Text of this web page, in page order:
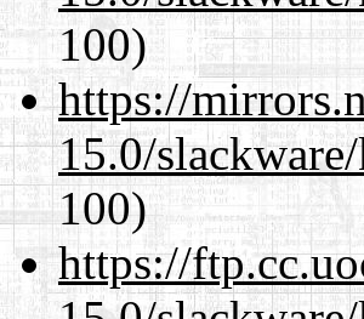
100)
https://
15.0/
100)
https://